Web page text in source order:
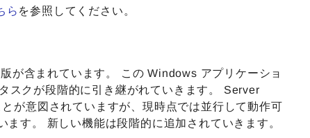
ら を参照してください。
が含まれています。 この Windows アプリケーショ
スクが段階的に引き継がれていきます。 Server
が意図されていますが、現時点では並行して動作可
す。 新しい機能は段階的に追加されていきます。